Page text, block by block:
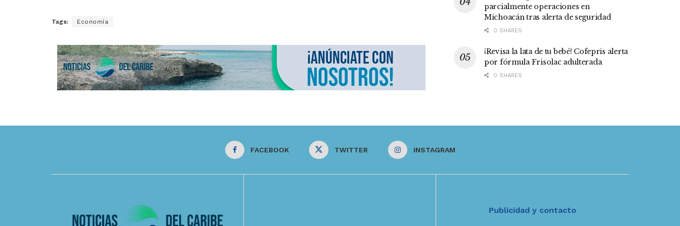
Tags: Economía
parcialmente operaciones en
Michoacán tras alerta de seguridad
0 SHARES
¡Revisa la lata de tu bebé! Cofepris alerta
por fórmula Frisolac adulterada
0 SHARES
FACEBOOK TWITTER INSTAGRAM
Publicidad y contacto